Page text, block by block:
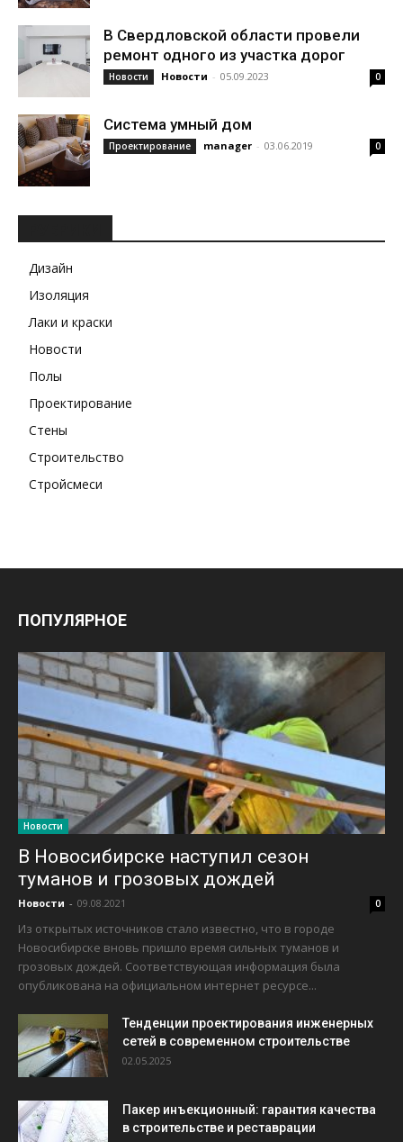
В Свердловской области провели
ремонт одного из участка дорог
Новости Новости - 05.09.2023 0
Система умный дом
Проектирование manager - 03.06.2019 0
Дизайн
Изоляция
Лаки и краски
Новости
Полы
Проектирование
Стены
Строительство
Стройсмеси
ПОПУЛЯРНОЕ
Новости
В Новосибирске наступил сезон
туманов и грозовых дождей
Новости - 09.08.2021 0
Из открытых источников стало известно, что в городе
Новосибирске вновь пришло время сильных туманов и
грозовых дождей. Соответствующая информация была
опубликована на официальном интернет ресурсе...
Тенденции проектирования инженерных
сетей в современном строительстве
02.05.2025
Пакер инъекционный: гарантия качества
в строительстве и реставрации